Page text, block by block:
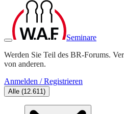
Seminare
Werden Sie Teil des BR-Forums.
von anderen.
Anmelden / Registrieren
Alle (12.611)